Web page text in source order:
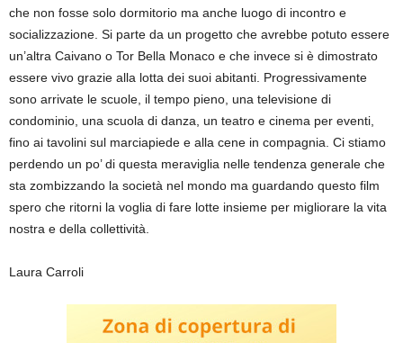
che non fosse solo dormitorio ma anche luogo di incontro e
socializzazione. Si parte da un progetto che avrebbe potuto essere
un’altra Caivano o Tor Bella Monaco e che invece si è dimostrato
essere vivo grazie alla lotta dei suoi abitanti. Progressivamente
sono arrivate le scuole, il tempo pieno, una televisione di
condominio, una scuola di danza, un teatro e cinema per eventi,
fino ai tavolini sul marciapiede e alla cene in compagnia. Ci stiamo
perdendo un po’ di questa meraviglia nelle tendenza generale che
sta zombizzando la società nel mondo ma guardando questo film
spero che ritorni la voglia di fare lotte insieme per migliorare la vita
nostra e della collettività.
Laura Carroli